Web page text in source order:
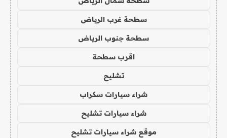
سطحة غرب الرياض
سطحة جنوب الرياض
اقرب سطحة
تشليح
شراء سيارات سكراب
شراء سيارات تشليح
موقع شراء سيارات تشليح